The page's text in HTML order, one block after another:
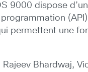
9000 dispose
permettent une
Rajeev Bhardwaj,